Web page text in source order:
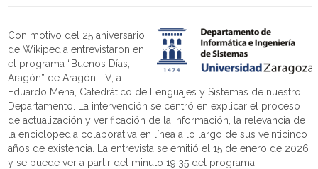
Con motivo del 25 aniversario
de Wikipedia entrevistaron en
el programa “Buenos Días,
Aragón” de Aragón TV, a
Eduardo Mena, Catedrático de Lenguajes y Sistemas de nuestro
Departamento. La intervención se centró en explicar el proceso
de actualización y verificación de la información, la relevancia de
la enciclopedia colaborativa en línea a lo largo de sus veinticinco
años de existencia. La entrevista se emitió el 15 de enero de 2026
y se puede ver a partir del minuto 19:35 del programa.